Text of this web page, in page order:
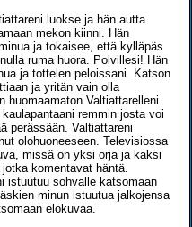
luokse ja hän autta
mekon kiinni. Hän
ja tokaisee, että kylläpäs
ruma huora. Polvillesi! Hän
ja tottelen peloissani. Katson
ja yritän vain olla
huomaamaton Valtiattarelleni.
remmin josta voi
perässään. Valtiattareni
olohuoneeseen. Televisiossa
missä on yksi orja ja kaksi
komentavat häntä.
istuutuu sohvalle katsomaan
minun istuutua jalkojensa
elokuvaa.